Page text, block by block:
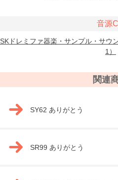
音源
SKドレミファ器楽・サンプル・サウ
1）
関連
SY62 ありがとう
SR99 ありがとう